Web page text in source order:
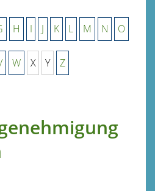
H I J K L M N O
W X Y Z